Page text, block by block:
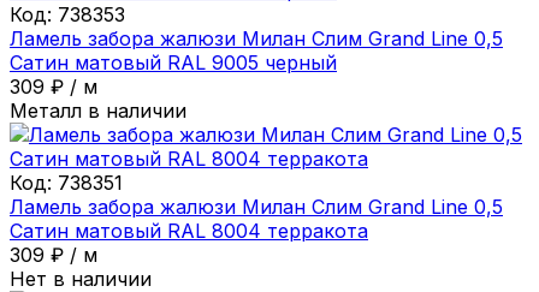
Код: 738353
Ламель забора жалюзи Милан Слим Grand Line 0,5
Сатин матовый RAL 9005 черный
309 ₽ / м
Металл в наличии
Код: 738351
Ламель забора жалюзи Милан Слим Grand Line 0,5
Сатин матовый RAL 8004 терракота
309 ₽ / м
Нет в наличии